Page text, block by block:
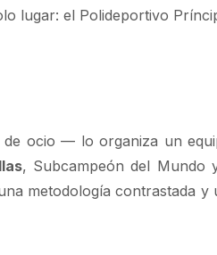
lugar: el Polideportivo
ocio — lo organiza un
, Subcampeón del Mundo
metodología contrastada